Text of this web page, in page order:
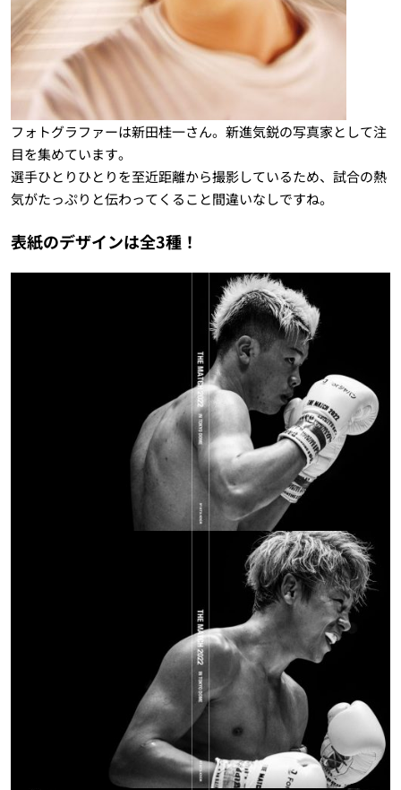
フォトグラファーは新田桂一さん。新進気鋭の写真家として注
目を集めています。
選手ひとりひとりを至近距離から撮影しているため、試合の熱
気がたっぷりと伝わってくること間違いなしですね。
表紙のデザインは全3種！